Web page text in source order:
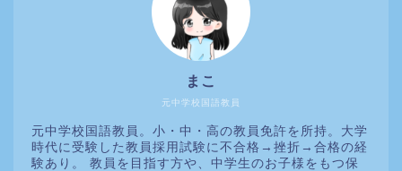
元中学校国語教員
まこ
元中学校国語教員。小・中・高の教員免許を所持。大学
時代に受験した教員採用試験に不合格→挫折→合格の経
験あり。 教員を目指す方や、中学生のお子様をもつ保